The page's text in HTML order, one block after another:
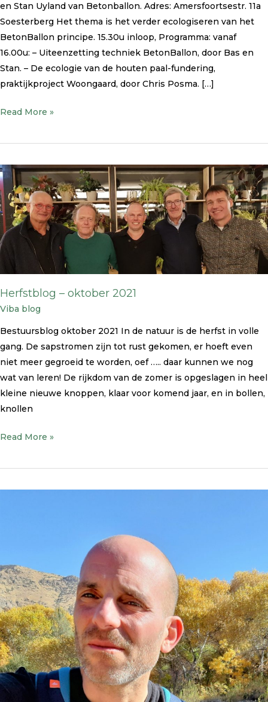
en Stan Uyland van Betonballon. Adres: Amersfoortsestr. 11a
Soesterberg Het thema is het verder ecologiseren van het
BetonBallon principe. 15.30u inloop, Programma: vanaf
16.00u: – Uiteenzetting techniek BetonBallon, door Bas en
Stan. – De ecologie van de houten paal-fundering,
praktijkproject Woongaard, door Chris Posma. […]
Read More »
Herfstblog – oktober 2021
Viba blog
Bestuursblog oktober 2021 In de natuur is de herfst in volle
gang. De sapstromen zijn tot rust gekomen, er hoeft even
niet meer gegroeid te worden, oef ….. daar kunnen we nog
wat van leren! De rijkdom van de zomer is opgeslagen in heel
kleine nieuwe knoppen, klaar voor komend jaar, en in bollen,
knollen
Herfstblog
–
oktober
2021
Read More »